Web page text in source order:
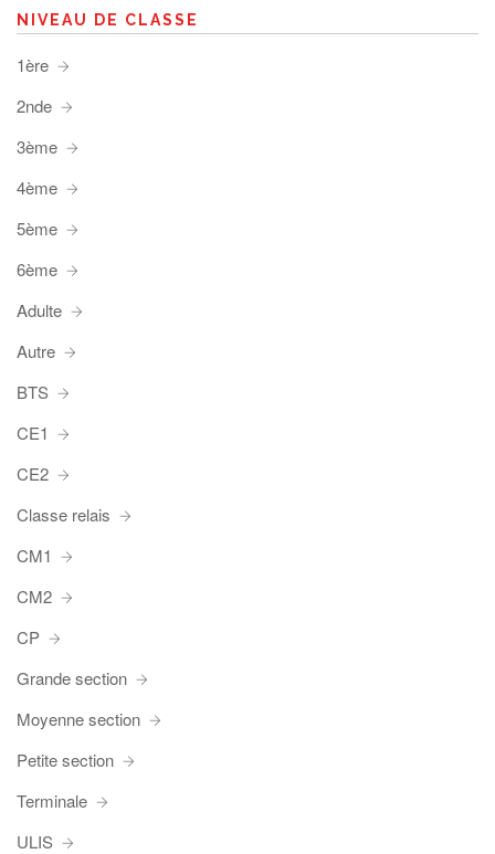
NIVEAU DE CLASSE
1ère
2nde
3ème
4ème
5ème
6ème
Adulte
Autre
BTS
CE1
CE2
Classe relais
CM1
CM2
CP
Grande section
Moyenne section
Petite section
Terminale
ULIS